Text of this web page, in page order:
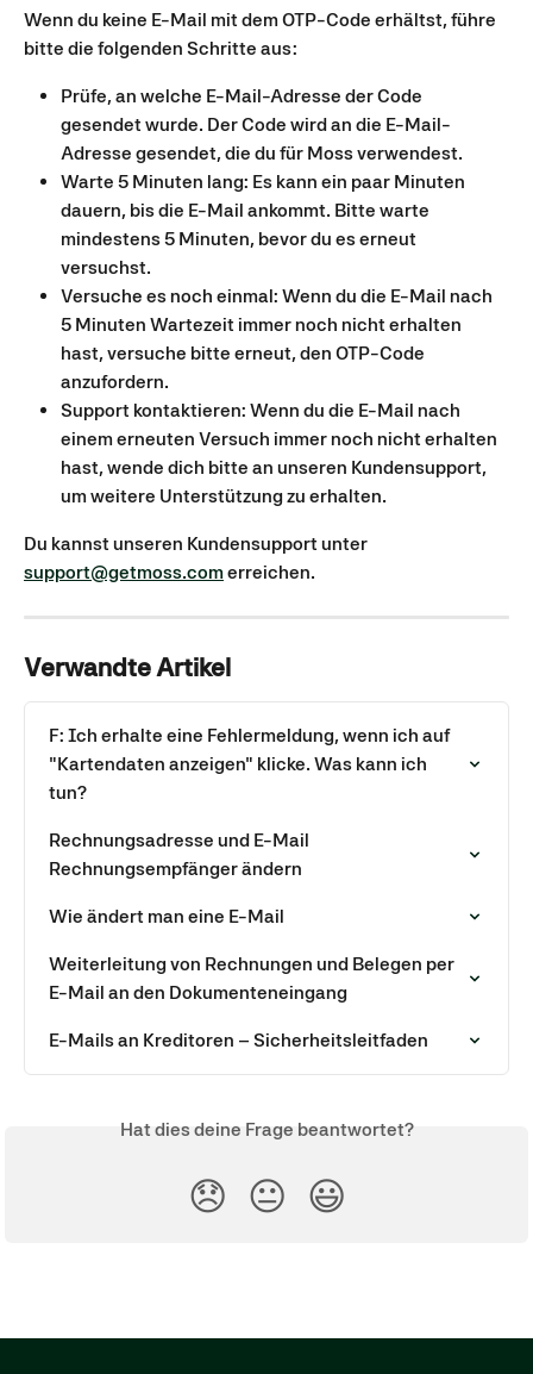
Wenn du keine E-Mail mit dem OTP-Code erhältst, führe
bitte die folgenden Schritte aus:
Prüfe, an welche E-Mail-Adresse der Code
gesendet wurde. Der Code wird an die E-Mail-
Adresse gesendet, die du für Moss verwendest.
Warte 5 Minuten lang: Es kann ein paar Minuten
dauern, bis die E-Mail ankommt. Bitte warte
mindestens 5 Minuten, bevor du es erneut
versuchst.
Versuche es noch einmal: Wenn du die E-Mail nach
5 Minuten Wartezeit immer noch nicht erhalten
hast, versuche bitte erneut, den OTP-Code
anzufordern.
Support kontaktieren: Wenn du die E-Mail nach
einem erneuten Versuch immer noch nicht erhalten
hast, wende dich bitte an unseren Kundensupport,
um weitere Unterstützung zu erhalten.
Du kannst unseren Kundensupport unter
support@getmoss.com erreichen.
Verwandte Artikel
F: Ich erhalte eine Fehlermeldung, wenn ich auf
"Kartendaten anzeigen" klicke. Was kann ich
tun?
Rechnungsadresse und E-Mail
Rechnungsempfänger ändern
Wie ändert man eine E-Mail
Weiterleitung von Rechnungen und Belegen per
E-Mail an den Dokumenteneingang
E-Mails an Kreditoren – Sicherheitsleitfaden
Hat dies deine Frage beantwortet?
😞 😐 😃